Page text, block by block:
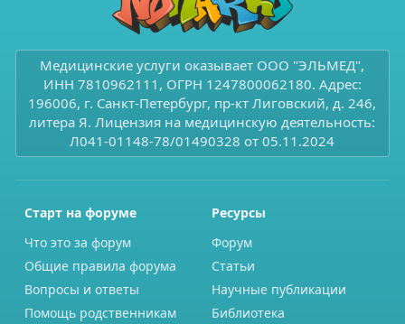
Медицинские услуги оказывает ООО "ЭЛЬМЕД",
ИНН 7810962111, ОГРН 1247800062180. Адрес:
196006, г. Санкт-Петербург, пр-кт Лиговский, д. 246,
литера Я. Лицензия на медицинскую деятельность:
Л041-01148-78/01490328 от 05.11.2024
Старт на форуме
Что это за форум
Общие правила форума
Вопросы и ответы
Помощь родственникам
Ресурсы
Форум
Статьи
Научные публикации
Библиотека